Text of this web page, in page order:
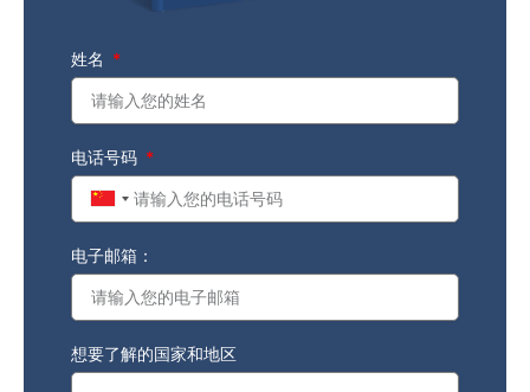
姓名
电话号码
China
电子邮箱：
想要了解的国家和地区